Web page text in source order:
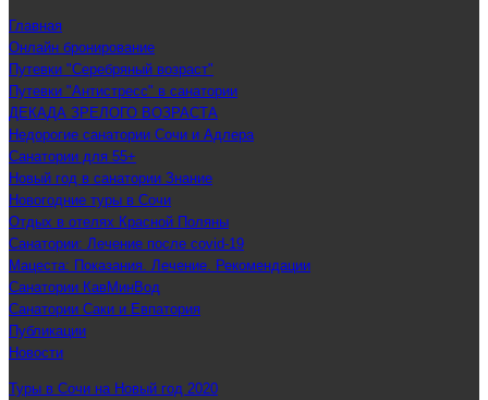
Главная
Онлайн бронирование
Путевки "Серебряный возраст"
Путевки "Антистресс" в санатории
ДЕКАДА ЗРЕЛОГО ВОЗРАСТА
Недорогие санатории Сочи и Адлера
Санатории для 55+
Новый год в санатории Знание
Новогодние туры в Сочи
Отдых в отелях Красной Поляны
Санатории: Лечение после covid-19
Мацеста: Показания. Лечение. Рекомендации
Санатории КавМинВод
Санатории Саки и Евпатория
Публикации
Новости
Туры в Сочи на Новый год 2020